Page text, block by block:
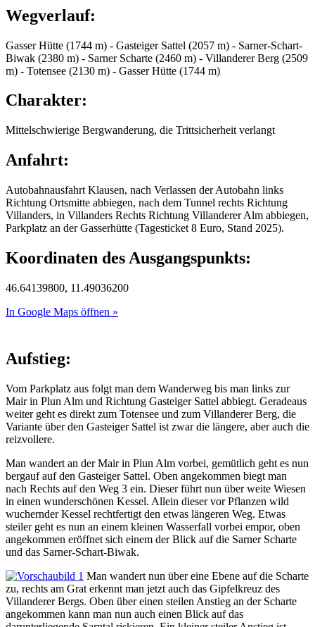
Wegverlauf:
Gasser Hütte (1744 m) - Gasteiger Sattel (2057 m) - Sarner-Schart-
Biwak (2380 m) - Sarner Scharte (2460 m) - Villanderer Berg (2509
m) - Totensee (2130 m) - Gasser Hütte (1744 m)
Charakter:
Mittelschwierige Bergwanderung, die Trittsicherheit verlangt
Anfahrt:
Autobahnausfahrt Klausen, nach Verlassen der Autobahn links
Richtung Ortsmitte abbiegen, nach dem Tunnel rechts Richtung
Villanders, in Villanders Rechts Richtung Villanderer Alm abbiegen,
Parkplatz an der Gasserhütte (Tagesticket 8 Euro, Stand 2025).
Koordinaten des Ausgangspunkts:
46.64139800, 11.49036200
In Google Maps öffnen »
Aufstieg:
Vom Parkplatz aus folgt man dem Wanderweg bis man links zur
Mair in Plun Alm und Richtung Gasteiger Sattel abbiegt. Geradeaus
weiter geht es direkt zum Totensee und zum Villanderer Berg, die
Variante über den Gasteiger Sattel ist zwar die längere, aber auch die
reizvollere.
Man wandert an der Mair in Plun Alm vorbei, gemütlich geht es nun
bergauf auf den Gasteiger Sattel. Oben angekommen biegt man
nach Rechts auf den Weg 3 ein. Dieser führt nun über weite Wiesen
in einen wunderschönen Kessel. Allein dieser vor Pflanzen wild
wuchernder Kessel rechtfertigt den etwas längeren Weg. Etwas
steiler geht es nun an einem kleinen Wasserfall vorbei empor, oben
angekommen eröffnet sich einem der Blick auf die Sarner Scharte
und das Sarner-Schart-Biwak.
Man wandert nun über eine Ebene auf die Scharte
zu, rechts am Grat erkennt man jetzt auch das Gipfelkreuz des
Villanderer Bergs. Oben über einen steilen Anstieg an der Scharte
angekommen kann man nun auch einen Blick auf das